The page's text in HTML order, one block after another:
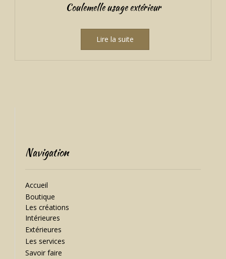
Coulemelle usage extérieur
Lire la suite
Navigation
Accueil
Boutique
Les créations
Intérieures
Extérieures
Les services
Savoir faire